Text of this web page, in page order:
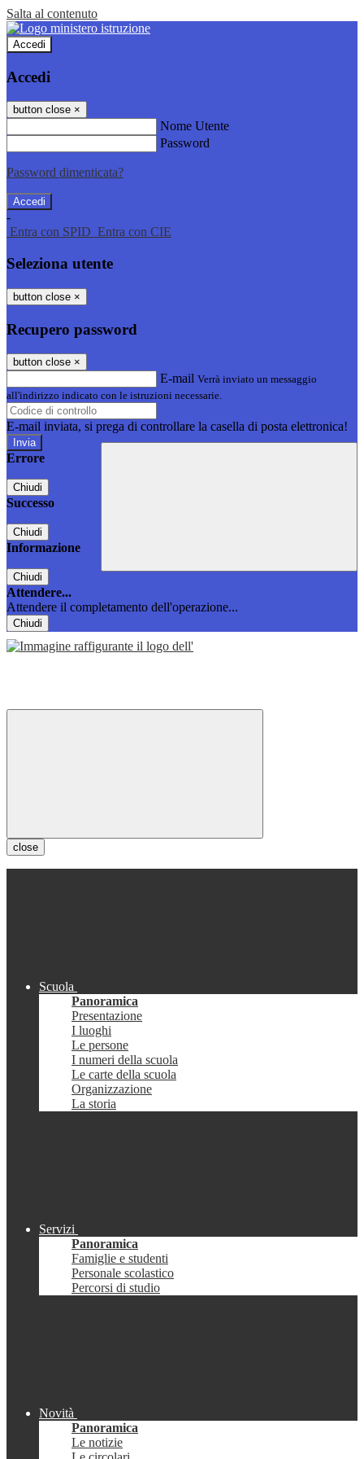
Salta al contenuto
Accedi
Accedi
button close ×
Nome Utente
Password
Password dimenticata?
-
Entra con SPID Entra con CIE
Seleziona utente
button close ×
Recupero password
button close ×
E-mail Verrà inviato un messaggio
all'indirizzo indicato con le istruzioni necessarie.
E-mail inviata, si prega di controllare la casella di posta elettronica!
Errore
Chiudi
Successo
Chiudi
Informazione
Chiudi
Attendere...
Attendere il completamento dell'operazione...
Chiudi
close
Scuola
Panoramica
Presentazione
I luoghi
Le persone
I numeri della scuola
Le carte della scuola
Organizzazione
La storia
Servizi
Panoramica
Famiglie e studenti
Personale scolastico
Percorsi di studio
Novità
Panoramica
Le notizie